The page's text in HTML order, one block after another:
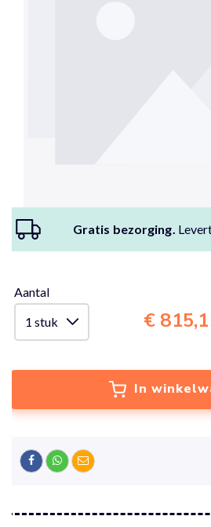
Gratis bezorging.
Aantal
€
In